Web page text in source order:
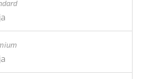
ja
ja